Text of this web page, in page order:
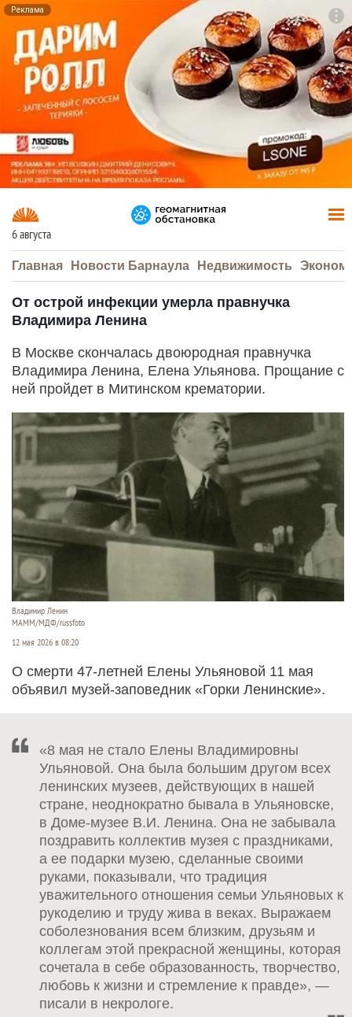
Реклама
6 августа
Главная Новости Барнаула Недвижимость
От острой инфекции умерла правнучка
Владимира Ленина
В Москве скончалась двоюродная правнучка
Владимира Ленина, Елена Ульянова. Прощание с
ней пройдет в Митинском крематории.
Владимир Ленин
МАММ/МДФ/russfoto
12 мая 2026 в 08:20
О смерти 47-летней Елены Ульяновой 11 мая
объявил музей-заповедник «Горки Ленинские».
«8 мая не стало Елены Владимировны
Ульяновой. Она была большим другом всех
ленинских музеев, действующих в нашей
стране, неоднократно бывала в Ульяновске,
в Доме-музее В.И. Ленина. Она не забывала
поздравить коллектив музея с праздниками,
а ее подарки музею, сделанные своими
руками, показывали, что традиция
уважительного отношения семьи Ульяновых к
рукоделию и труду жива в веках. Выражаем
соболезнования всем близким, друзьям и
коллегам этой прекрасной женщины, которая
сочетала в себе образованность, творчество,
любовь к жизни и стремление к правде», —
писали в некрологе.